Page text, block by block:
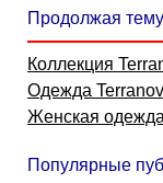
Продолжая
Коллекция
Одежда
Женская
Популярные